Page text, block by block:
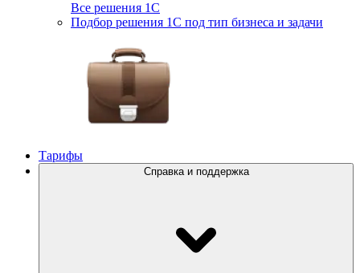
Все решения 1С
Подбор решения 1С под тип бизнеса и задачи
Тарифы
Справка и поддержка